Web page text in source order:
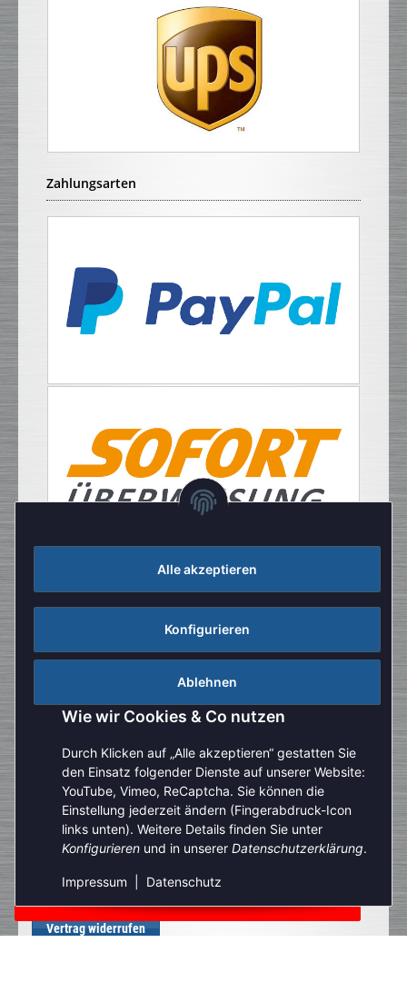
Alle akzeptieren
Konfigurieren
Ablehnen
Wie wir Cookies & Co nutzen
Durch Klicken auf „Alle akzeptieren“ gestatten Sie
den Einsatz folgender Dienste auf unserer Website:
YouTube, Vimeo, ReCaptcha. Sie können die
Einstellung jederzeit ändern (Fingerabdruck-Icon
links unten). Weitere Details finden Sie unter
Konfigurieren und in unserer Datenschutzerklärung.
Impressum Datenschutz
Aufgrund der Urlaubszeit kann es aktuell zu verlängerten
Bearbeitungszeiten kommen. Bitte beachten Sie außerdem,
eingeschränkt zur Verfügung steht. Vielen Dank für Ihre
Zahlungsarten
Vertrag widerrufen